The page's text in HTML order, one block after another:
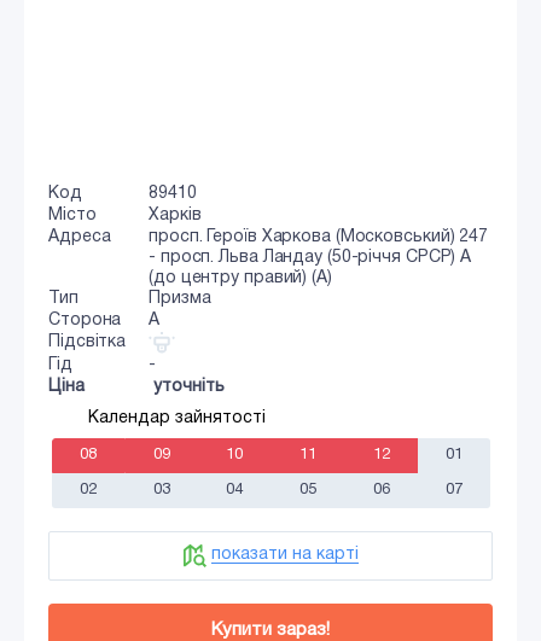
Код
89410
Місто
Харків
Адреса
просп. Героїв Харкова (Московський) 247
- просп. Льва Ландау (50-річчя СРСР) А
(до центру правий) (А)
Тип
Призма
Сторона
A
Підсвітка
Гід
-
Ціна
уточніть
Календар зайнятості
08 09 10 11 12 01
02 03 04 05 06 07
показати на карті
Купити зараз!